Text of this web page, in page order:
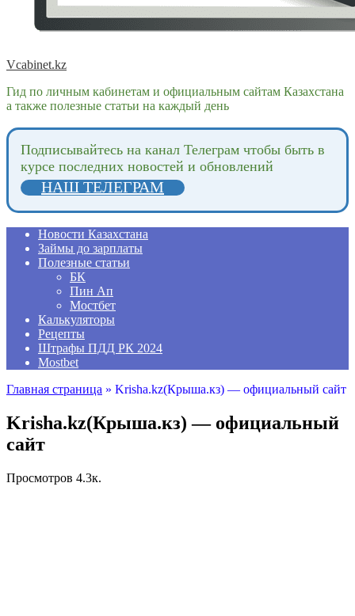
Vcabinet.kz
Гид по личным кабинетам и официальным сайтам Казахстана
а также полезные статьи на каждый день
Подпиcывайтесь на канал Телеграм чтобы быть в
курсе последних новостей и обновлений
НАШ ТЕЛЕГРАМ
Новости Казахстана
Займы до зарплаты
Полезные статьи
БК
Пин Ап
Мостбет
Калькуляторы
Рецепты
Штрафы ПДД РК 2024
Mostbet
Главная страница » Krisha.kz(Крыша.кз) — официальный сайт
Krisha.kz(Крыша.кз) — официальный
сайт
Просмотров 4.3к.